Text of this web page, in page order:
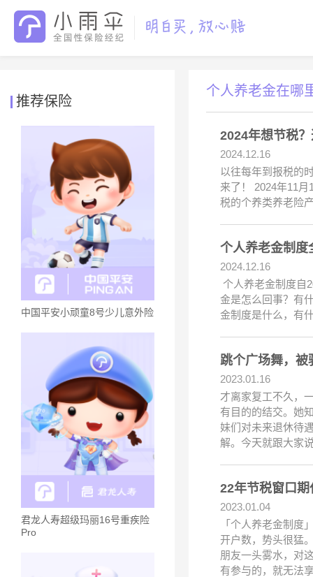
推荐保险
中国平安小顽童8号少儿意外险
君龙人寿超级玛丽16号重疾险
Pro
个人养老金在哪
2024年想节税
2024.12.16
以往每年到报税的
来了！ 2024年11
税的个养类养老险
个人养老金制度
2024.12.16
个人养老金制度自
金是怎么回事？有
金制度是什么，有
跳个广场舞，被
2023.01.16
才离家复工不久，
有目的的结交。她
妹们对未来退休待
解。今天就跟大家
22年节税窗口
2023.01.04
「个人养老金制度
开户数，势头很猛
朋友一头雾水，对
有参与的，就无法